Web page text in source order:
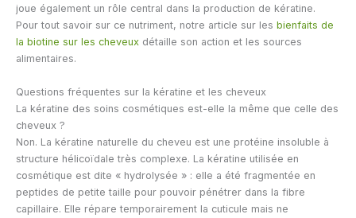
joue également un rôle central dans la production de kératine.
Pour tout savoir sur ce nutriment, notre article sur les bienfaits de
la biotine sur les cheveux détaille son action et les sources
alimentaires.
Questions fréquentes sur la kératine et les cheveux
La kératine des soins cosmétiques est-elle la même que celle des
cheveux ?
Non. La kératine naturelle du cheveu est une protéine insoluble à
structure hélicoïdale très complexe. La kératine utilisée en
cosmétique est dite « hydrolysée » : elle a été fragmentée en
peptides de petite taille pour pouvoir pénétrer dans la fibre
capillaire. Elle répare temporairement la cuticule mais ne